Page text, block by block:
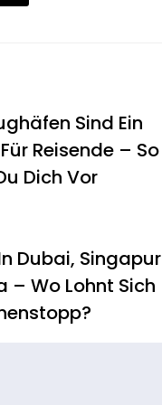
Sind Ein
Reisende – So
Dich Vor
Dubai, Singapur
– Wo Lohnt Sich